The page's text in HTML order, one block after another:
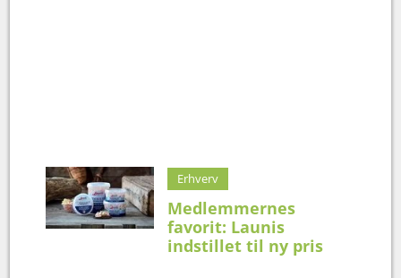
Erhverv
Medlemmernes
favorit: Launis
indstillet til ny pris